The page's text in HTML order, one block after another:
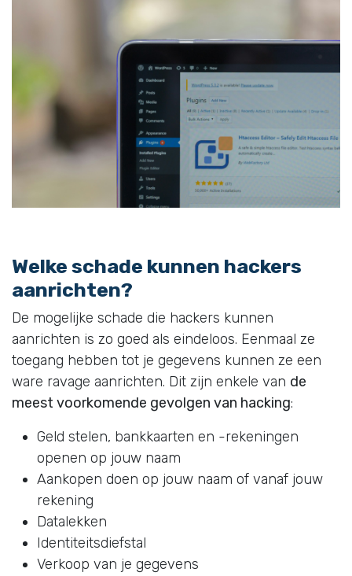
Welke schade kunnen hackers
aanrichten?
De mogelijke schade die hackers kunnen
aanrichten is zo goed als eindeloos. Eenmaal ze
toegang hebben tot je gegevens kunnen ze een
ware ravage aanrichten. Dit zijn enkele van de
meest voorkomende gevolgen van hacking:
Geld stelen, bankkaarten en -rekeningen
openen op jouw naam
Aankopen doen op jouw naam of vanaf jouw
rekening
Datalekken
Identiteitsdiefstal
Verkoop van je gegevens